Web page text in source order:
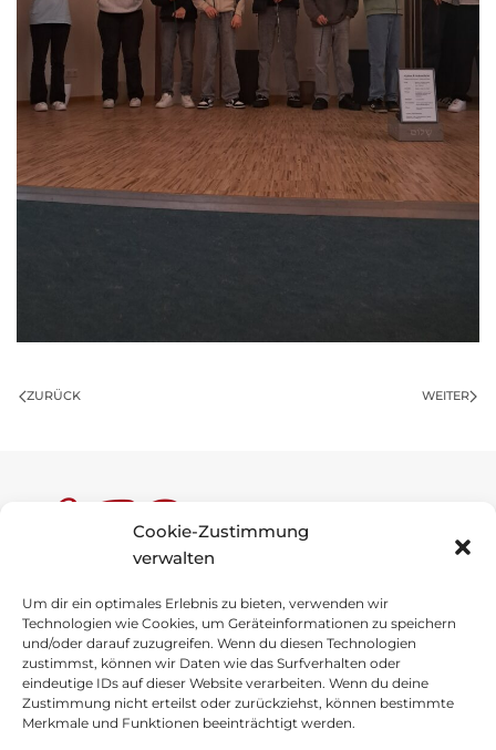
Cookie-Zustimmung
verwalten
Um dir ein optimales Erlebnis zu bieten, verwenden wir
Technologien wie Cookies, um Geräteinformationen zu speichern
und/oder darauf zuzugreifen. Wenn du diesen Technologien
zustimmst, können wir Daten wie das Surfverhalten oder
eindeutige IDs auf dieser Website verarbeiten. Wenn du deine
Zustimmung nicht erteilst oder zurückziehst, können bestimmte
Merkmale und Funktionen beeinträchtigt werden.
ZURÜCK WEITER
Anne-Frank-Schule
Schulstraße 1
49696 Molbergen